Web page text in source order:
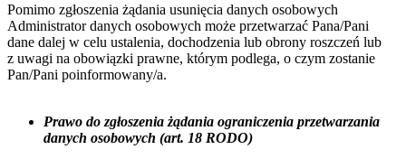
Pomimo zgłoszenia żądania usunięcia danych osobowych
Administrator danych osobowych może przetwarzać Pana/Pani
dane dalej w celu ustalenia, dochodzenia lub obrony roszczeń lub
z uwagi na obowiązki prawne, którym podlega, o czym zostanie
Pan/Pani poinformowany/a.
Prawo do zgłoszenia żądania ograniczenia przetwarzania
danych osobowych (art. 18 RODO)